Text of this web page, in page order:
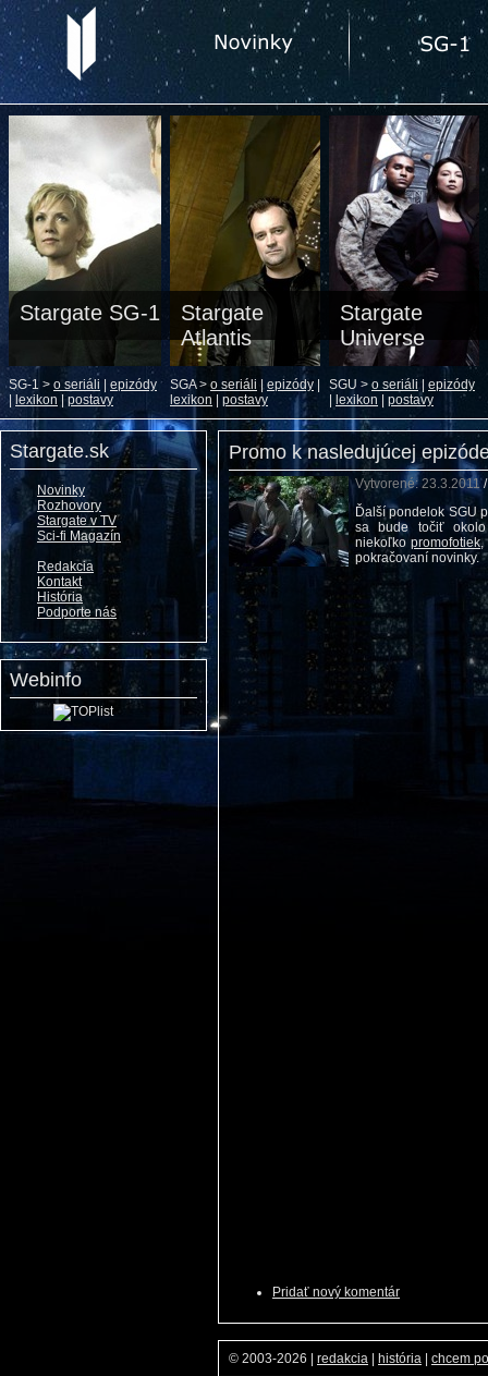
Stargate SG-1
SG-1 > o seriáli
epizódy
lexikon postavy
Stargate
Atlantis
SGA > o seriáli |epizódy
lexikon
postavy
Stargate
Universe
SGU > o seriáli
epizódy
lexikon postavy
Stargate.sk
Novinky
Rozhovory
Stargate v TV
Sci-fi Magazín
Redakcia
Kontakt
História
Podporte nás
Webinfo
Promo k nasledujúcej
Vytvorené: 23.3.2011/
Ďalší pondelok SGU
sa bude točiť
niekoľko promofotiek,
pokračovaní novinky.
Pridať nový komentár
© 2003-2026 redakcia história chcem